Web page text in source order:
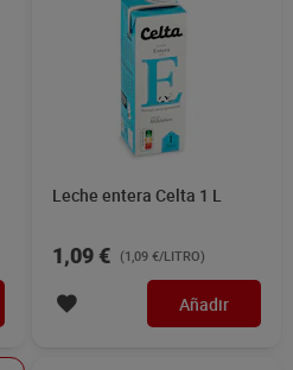
Leche entera Celta 1 L
1,09 € (1,09 €/LITRO)
Añadir